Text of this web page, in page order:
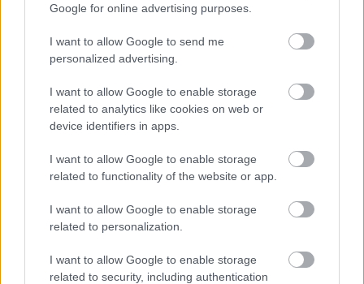
Google for online advertising purposes.
I want to allow Google to send me
personalized advertising.
I want to allow Google to enable storage
related to analytics like cookies on web or
device identifiers in apps.
I want to allow Google to enable storage
related to functionality of the website or app.
I want to allow Google to enable storage
related to personalization.
I want to allow Google to enable storage
related to security, including authentication
Rainbow Six: Siege - megtudunk pár dolgot a
| 2018.11.06 20:58
Folytatja az infók csöpögtetését a Ubisoft, ma is kiderült ez-
az az Operation Wind Bastionről.